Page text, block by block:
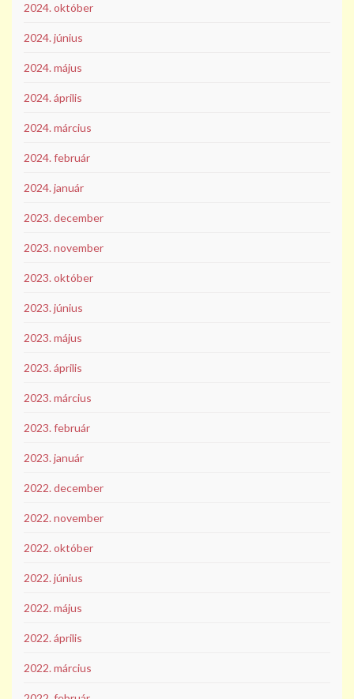
2024. október
2024. június
2024. május
2024. április
2024. március
2024. február
2024. január
2023. december
2023. november
2023. október
2023. június
2023. május
2023. április
2023. március
2023. február
2023. január
2022. december
2022. november
2022. október
2022. június
2022. május
2022. április
2022. március